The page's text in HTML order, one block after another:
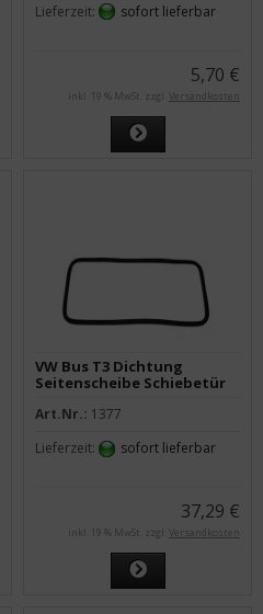
Lieferzeit:
sofort lieferbar
5,70 €
inkl. 19 % MwSt. zzgl. Versandkosten
VW Bus T3 Dichtung
Seitenscheibe Schiebetür
Art.Nr.: 1377
Lieferzeit:
sofort lieferbar
37,29 €
inkl. 19 % MwSt. zzgl. Versandkosten